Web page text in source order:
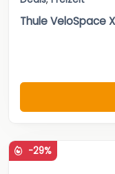
Thule VeloSpace
-29%